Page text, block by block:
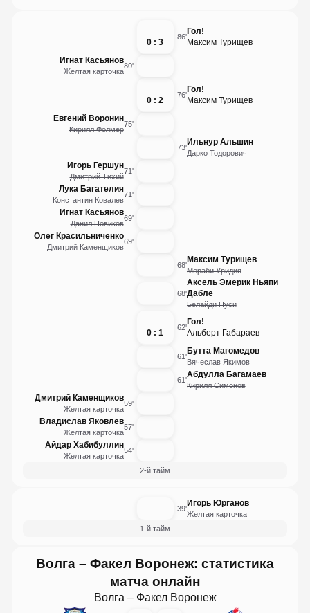
Игорь Юрганов
Желтая карточка
39'
1-й тайм
Айдар Хабибуллин
Желтая карточка
54'
Владислав Яковлев
Желтая карточка
57'
Дмитрий Каменщиков
Желтая карточка
59'
Абдулла Багамаев
Кирилл Симонов
61'
Бутта Магомедов
Вячеслав Якимов
61'
0 : 1
Гол!
Альберт Габараев
62'
Аксель Эмерик Ньяпи
Дабле
Белайди Пуси
68'
Максим Турищев
Мераби Уридия
68'
Олег Красильниченко
Дмитрий Каменщиков
69'
Игнат Касьянов
Данил Новиков
69'
Лука Багателия
Константин Ковалев
71'
Игорь Гершун
Дмитрий Тихий
71'
Ильнур Альшин
Дарко Тодорович
73'
Евгений Воронин
Кирилл Фолмер
75'
0 : 2
Гол!
Максим Турищев
76'
Игнат Касьянов
Желтая карточка
80'
0 : 3
Гол!
Максим Турищев
86'
2-й тайм
Волга – Факел Воронеж: статистика
матча онлайн
Волга – Факел Воронеж